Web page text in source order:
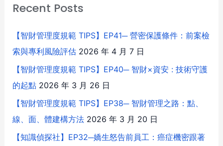
Recent Posts
【智財管理度規範 TIPS】EP41─ 營密保護條件：前案檢
索與專利風險評估 2026 年 4 月 7 日
【智財管理度規範 TIPS】EP40─ 智財×資安 : 技術守護
的起點 2026 年 3 月 26 日
【智財管理度規範 TIPS】EP38─ 智財管理之路：點、
線、面、體建構方法 2026 年 3 月 20 日
【知識偵探社】EP32─嬌生怒告前員工：癌症機密跟著